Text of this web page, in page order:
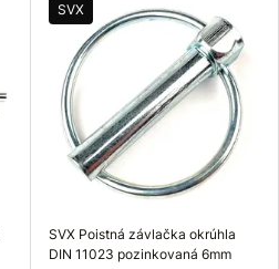
SVX
SVX Poistná závlačka okrúhla
DIN 11023 pozinkovaná 6mm